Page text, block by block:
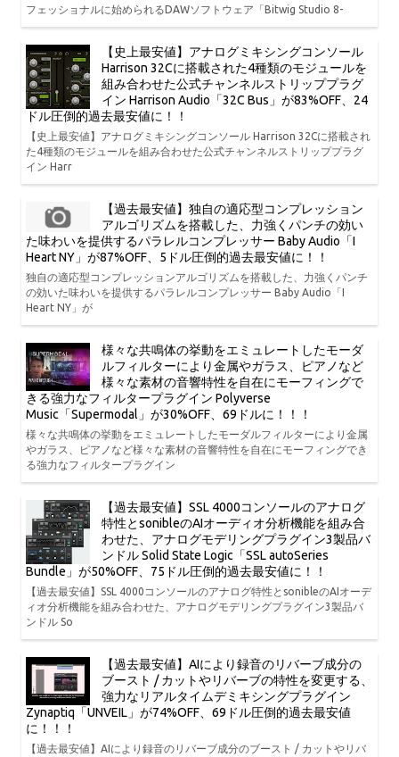
フェッショナルに始められるDAWソフトウェア「Bitwig Studio 8-
【史上最安値】アナログミキシングコンソール
Harrison 32Cに搭載された4種類のモジュールを
組み合わせた公式チャンネルストリッププラグ
イン Harrison Audio「32C Bus」が83%OFF、24
ドル圧倒的過去最安値に！！
【史上最安値】アナログミキシングコンソール Harrison 32Cに搭載され
た4種類のモジュールを組み合わせた公式チャンネルストリッププラグ
イン Harr
【過去最安値】独自の適応型コンプレッション
アルゴリズムを搭載した、力強くパンチの効い
た味わいを提供するパラレルコンプレッサー Baby Audio「I
Heart NY」が87%OFF、5ドル圧倒的過去最安値に！！
独自の適応型コンプレッションアルゴリズムを搭載した、力強くパンチ
の効いた味わいを提供するパラレルコンプレッサー Baby Audio「I
Heart NY」が
様々な共鳴体の挙動をエミュレートしたモーダ
ルフィルターにより金属やガラス、ピアノなど
様々な素材の音響特性を自在にモーフィングで
きる強力なフィルタープラグイン Polyverse
Music「Supermodal」が30%OFF、69ドルに！！！
様々な共鳴体の挙動をエミュレートしたモーダルフィルターにより金属
やガラス、ピアノなど様々な素材の音響特性を自在にモーフィングでき
る強力なフィルタープラグイン
【過去最安値】SSL 4000コンソールのアナログ
特性とsonibleのAIオーディオ分析機能を組み合
わせた、アナログモデリングプラグイン3製品バ
ンドル Solid State Logic「SSL autoSeries
Bundle」が50%OFF、75ドル圧倒的過去最安値に！！
【過去最安値】SSL 4000コンソールのアナログ特性とsonibleのAIオーデ
ィオ分析機能を組み合わせた、アナログモデリングプラグイン3製品バ
ンドル So
【過去最安値】AIにより録音のリバーブ成分の
ブースト / カットやリバーブの特性を変更する、
強力なリアルタイムデミキシングプラグイン
Zynaptiq「UNVEIL」が74%OFF、69ドル圧倒的過去最安値
に！！！
【過去最安値】AIにより録音のリバーブ成分のブースト / カットやリバ